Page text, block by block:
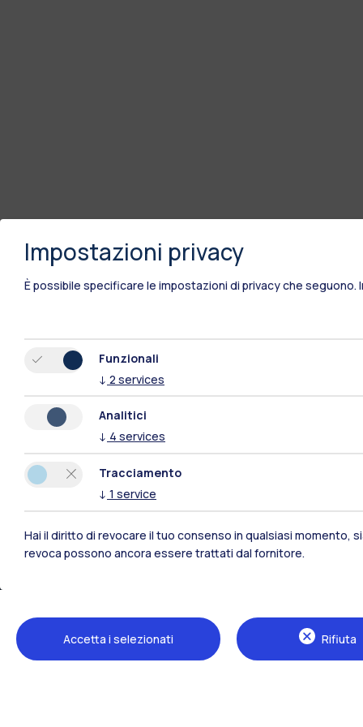
Polimi Community
Milano Bovisa
Impostazioni privacy
È possibile specificare le impostazioni di privacy che seguono.
Funzionali
↓ 2 services
Analitici
↓ 4 services
Tracciamento
↓ 1 service
Hai il diritto di revocare il tuo consenso in qualsiasi momento,
revoca possono ancora essere trattati dal fornitore.
Rifiuta
Accetta i selezionati